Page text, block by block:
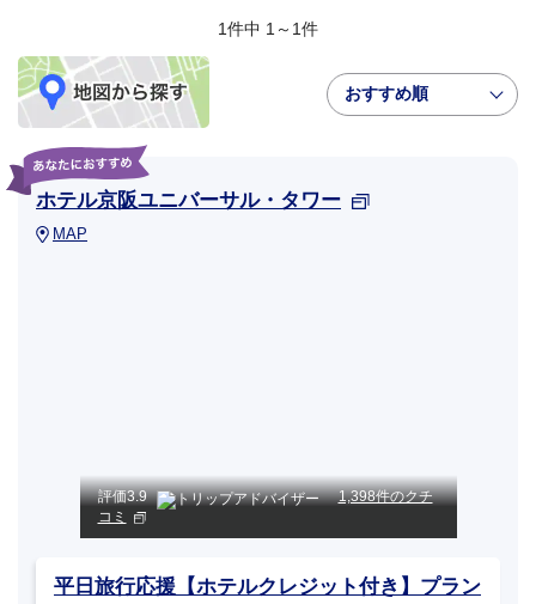
1件中 1～1件
おすすめ順
ホテル京阪ユニバーサル・タワー
MAP
評価3.9
1,398件のクチ
コミ
平日旅行応援【ホテルクレジット付き】プラン